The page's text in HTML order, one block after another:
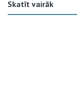
Skatīt vairāk